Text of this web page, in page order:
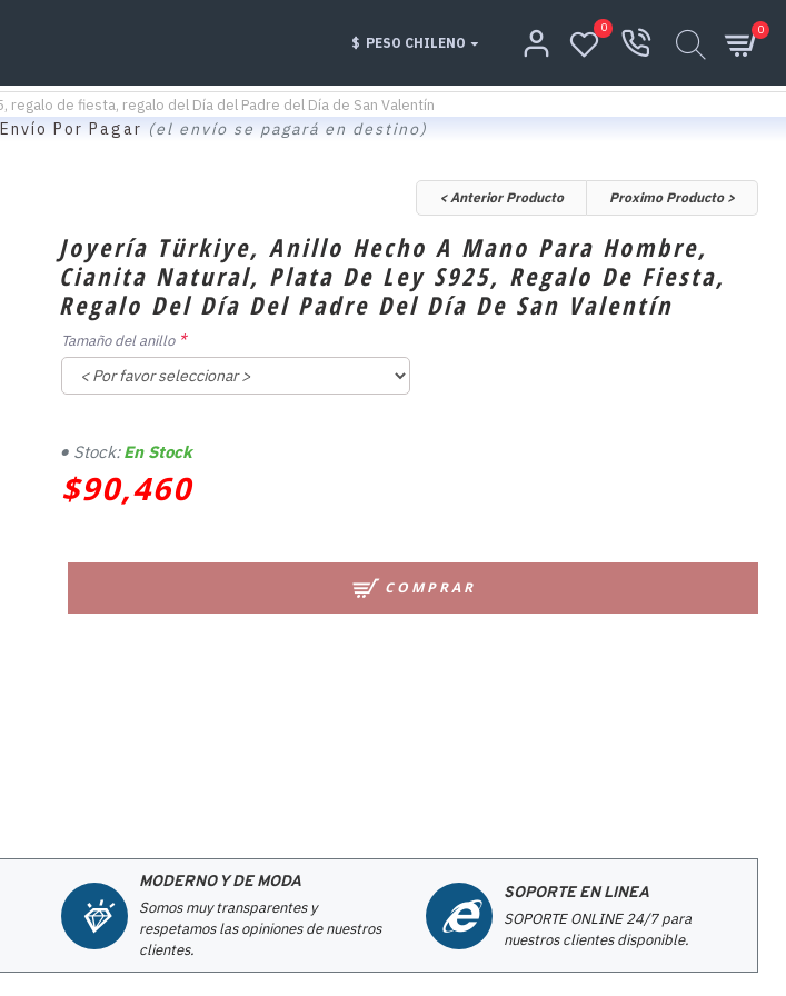
$ PESO CHILENO
0 0
de fiesta, regalo del Día del Padre del Día de San Valentín
Por Pagar (el envío se pagará en destino)
< Anterior Producto Proximo Producto >
Joyería Türkiye, Anillo Hecho A Mano Para Hombre,
Cianita Natural, Plata De Ley S925, Regalo De Fiesta,
Regalo Del Día Del Padre Del Día De San Valentín
$90,460
Stock: En Stock
Tamaño del anillo
COMPRAR
MODERNO Y DE MODA
Somos muy transparentes y
respetamos las opiniones de nuestros
clientes.
SOPORTE EN LINEA
SOPORTE ONLINE 24/7 para
nuestros clientes disponible.